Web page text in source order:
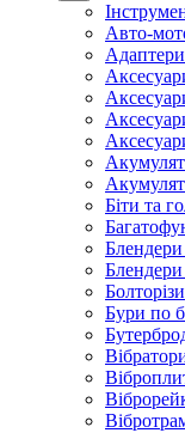
Авто-
Біти та
Блендери
Блендери
Болторізи
Бури по